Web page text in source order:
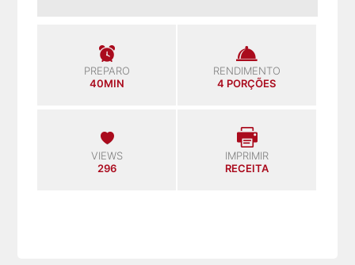
PREPARO
40MIN
RENDIMENTO
4 PORÇÕES
VIEWS
296
IMPRIMIR
RECEITA